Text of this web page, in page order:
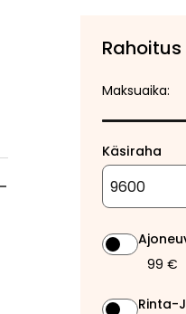
Maksuaika:
Käsiraha
99 €
Rinta-